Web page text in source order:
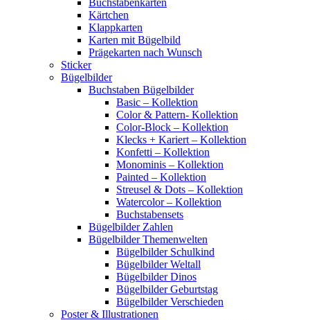
Buchstabenkarten
Kärtchen
Klappkarten
Karten mit Bügelbild
Prägekarten nach Wunsch
Sticker
Bügelbilder
Buchstaben Bügelbilder
Basic – Kollektion
Color & Pattern- Kollektion
Color-Block – Kollektion
Klecks + Kariert – Kollektion
Konfetti – Kollektion
Monominis – Kollektion
Painted – Kollektion
Streusel & Dots – Kollektion
Watercolor – Kollektion
Buchstabensets
Bügelbilder Zahlen
Bügelbilder Themenwelten
Bügelbilder Schulkind
Bügelbilder Weltall
Bügelbilder Dinos
Bügelbilder Geburtstag
Bügelbilder Verschieden
Poster & Illustrationen